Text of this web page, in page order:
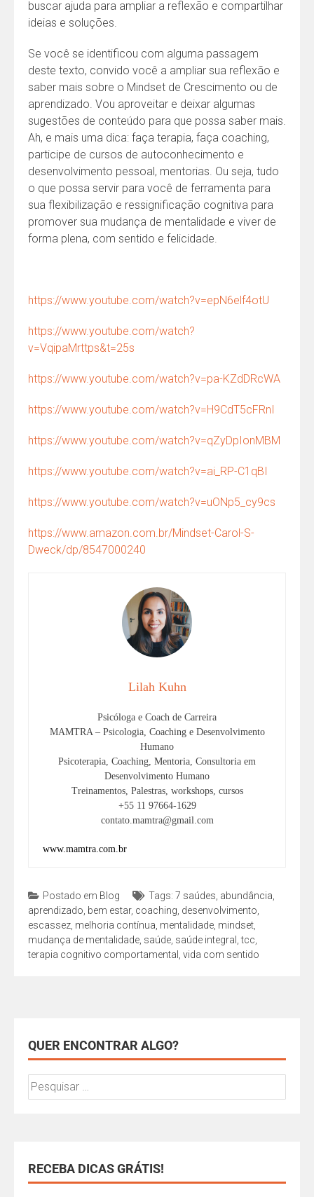
buscar ajuda para ampliar a reflexão e compartilhar
ideias e soluções.
Se você se identificou com alguma passagem
deste texto, convido você a ampliar sua reflexão e
saber mais sobre o Mindset de Crescimento ou de
aprendizado. Vou aproveitar e deixar algumas
sugestões de conteúdo para que possa saber mais.
Ah, e mais uma dica: faça terapia, faça coaching,
participe de cursos de autoconhecimento e
desenvolvimento pessoal, mentorias. Ou seja, tudo
o que possa servir para você de ferramenta para
sua flexibilização e ressignificação cognitiva para
promover sua mudança de mentalidade e viver de
forma plena, com sentido e felicidade.
https://www.youtube.com/watch?v=epN6elf4otU
https://www.youtube.com/watch?
v=VqipaMrttps&t=25s
https://www.youtube.com/watch?v=pa-KZdDRcWA
https://www.youtube.com/watch?v=H9CdT5cFRnI
https://www.youtube.com/watch?v=qZyDpIonMBM
https://www.youtube.com/watch?v=ai_RP-C1qBI
https://www.youtube.com/watch?v=uONp5_cy9cs
https://www.amazon.com.br/Mindset-Carol-S-
Dweck/dp/8547000240
Lilah Kuhn
Psicóloga e Coach de Carreira
MAMTRA – Psicologia, Coaching e Desenvolvimento
Humano
Psicoterapia, Coaching, Mentoria, Consultoria em
Desenvolvimento Humano
Treinamentos, Palestras, workshops, cursos
+55 11 97664-1629
contato.mamtra@gmail.com
www.mamtra.com.br
Postado em Blog Tags: 7 saúdes abundância
aprendizado bem estar, coaching desenvolvimento
escassez melhoria contínua mentalidade mindset
mudança de mentalidade saúde saúde integral ,tcc
terapia cognitivo comportamental vida com sentido
QUER ENCONTRAR ALGO?
RECEBA DICAS GRÁTIS!